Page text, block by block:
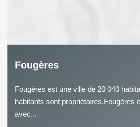
Fougères
Fougères est une ville de 20 040
habitants sont propriétaires.Fougères
avec...